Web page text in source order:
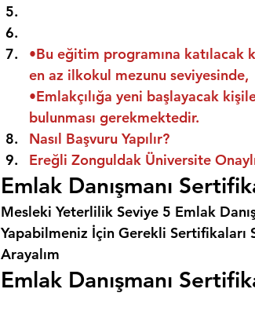
•Bu eğitim programına katılacak
en az ilkokul mezunu seviyesinde,
•Emlakçılığa yeni başlayacak
bulunması gerekmektedir.
Nasıl Başvuru Yapılır?
Ereğli Zonguldak Üniversite
Emlak Danışmanı
Mesleki Yeterlilik Seviye 5 Emlak
Yapabilmeniz İçin Gerekli Sertifikaları
Arayalım
Emlak Danışmanı